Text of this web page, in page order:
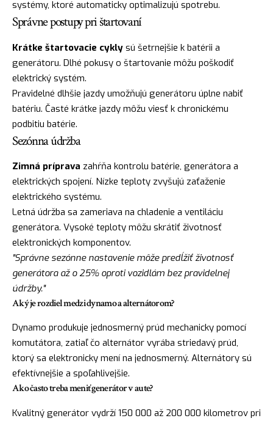
systémy, ktoré automaticky optimalizujú spotrebu.
Správne postupy pri štartovaní
Krátke štartovacie cykly sú šetrnejšie k batérii a
generátoru. Dlhé pokusy o štartovanie môžu poškodiť
elektrický systém.
Pravidelné dlhšie jazdy umožňujú generátoru úplne nabiť
batériu. Časté krátke jazdy môžu viesť k chronickému
podbitiu batérie.
Sezónna údržba
Zimná príprava zahŕňa kontrolu batérie, generátora a
elektrických spojení. Nízke teploty zvyšujú zaťaženie
elektrického systému.
Letná údržba sa zameriava na chladenie a ventiláciu
generátora. Vysoké teploty môžu skrátiť životnosť
elektronických komponentov.
"Správne sezónne nastavenie môže predĺžiť životnosť
generátora až o 25% oproti vozidlám bez pravidelnej
údržby."
Aký je rozdiel medzi dynamo a alternátorom?
Dynamo produkuje jednosmerný prúd mechanicky pomocí
komutátora, zatiaľ čo alternátor vyrába striedavý prúd,
ktorý sa elektronicky mení na jednosmerný. Alternátory sú
efektívnejšie a spoľahlivejšie.
Ako často treba meniť generátor v aute?
Kvalitný generátor vydrží 150 000 až 200 000 kilometrov pri